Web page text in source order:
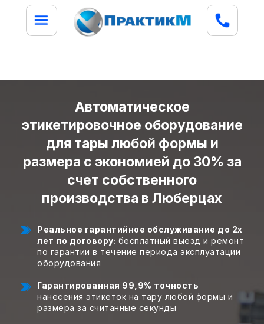
Свяжитесь с нами,
мы сейчас онлайн:
Реальное гарантийное обслуживание до 2х
лет по договору: бесплатный выезд и ремонт
по гарантии в течение периода эксплуатации
оборудования
Гарантированная 99,9% точность
нанесения этикеток на тару любой формы и
размера за считанные секунды
Автоматическое
этикетировочное оборудование
для тары любой формы и
размера с экономией до 30% за
счет собственного
производства в Люберцах